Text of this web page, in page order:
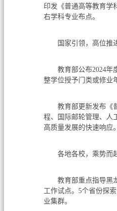
印发《普通高等教育学
右学科专业布点。
国家引领，高位推
教育部公布2024年度
整学位授予门类或修业
教育部更新发布《普
程、国际邮轮管理、人
高质量发展的快速响应
各地各校，乘势而
教育部重点指导黑龙
工作试点。5个省份探
业集群。